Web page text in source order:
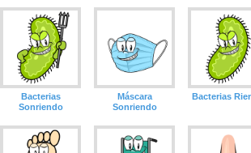
Bacterias
Sonriendo
Máscara
Sonriendo
Bacterias